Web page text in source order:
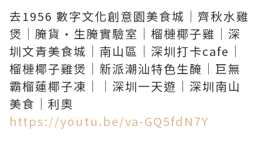
去1956 數字文化創意園美食城｜齊秋水雞
煲｜腌貨·生腌實驗室｜榴槤椰子雞｜深
圳文青美食城｜南山區｜深圳打卡cafe｜
榴槤椰子雞煲｜新派潮汕特色生醃｜巨無
霸榴蓮椰子凍｜｜深圳一天遊｜深圳南山
https://youtu.be/va-GQ5fdN7Y